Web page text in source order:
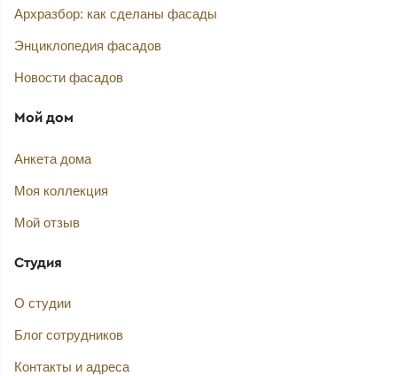
Архразбор: как сделаны фасады
Энциклопедия фасадов
Новости фасадов
Мой дом
Анкета дома
Моя коллекция
Мой отзыв
Студия
О студии
Блог сотрудников
Контакты и адреса